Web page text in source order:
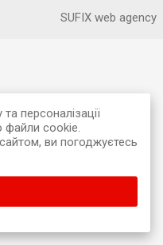
SUFIX web agency
персоналізації
файли cookie.
ви погоджуєтесь